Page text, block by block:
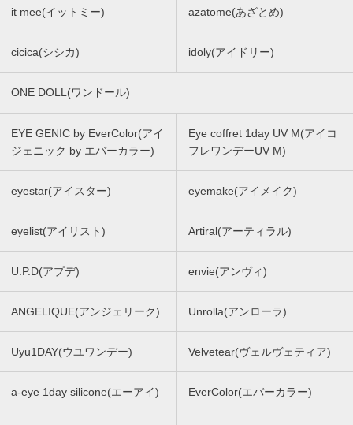
it mee(イットミー) azatome(あざとめ)
cicica(シシカ) idoly(アイドリー)
ONE DOLL(ワンドール)
EYE GENIC by EverColor(アイ
ジェニック by エバーカラー)
Eye coffret 1day UV M(アイコ
フレワンデーUV M)
eyestar(アイスター) eyemake(アイメイク)
eyelist(アイリスト) Artiral(アーティラル)
U.P.D(アプデ) envie(アンヴィ)
ANGELIQUE(アンジェリーク) Unrolla(アンローラ)
Uyu1DAY(ウユワンデー) Velvetear(ヴェルヴェティア)
a-eye 1day silicone(エーアイ) EverColor(エバーカラー)